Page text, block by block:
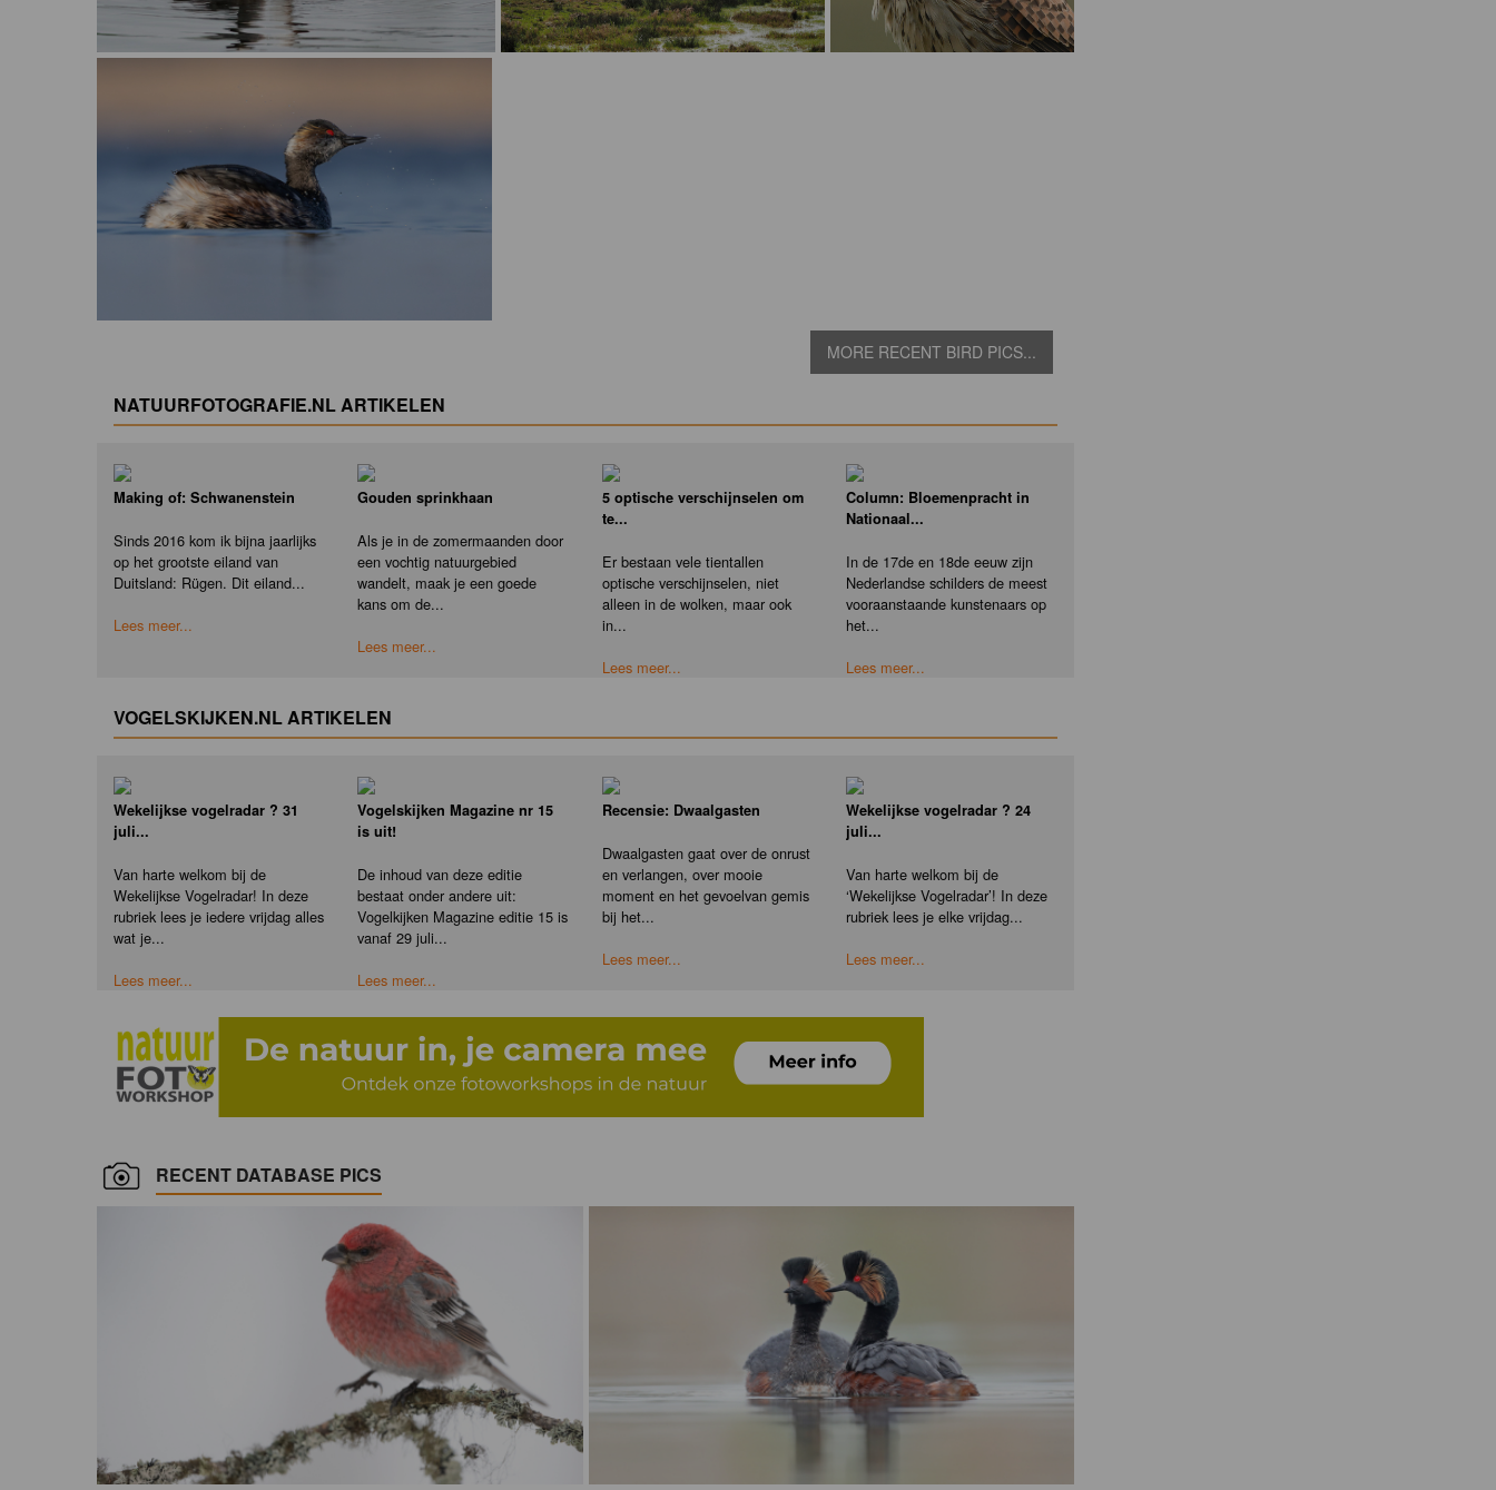
MORE RECENT BIRD PICS...
NATUURFOTOGRAFIE.NL ARTIKELEN
Making of: Schwanenstein
Sinds 2016 kom ik bijna jaarlijks
op het grootste eiland van
Duitsland: Rügen. Dit eiland...
Lees meer...
Gouden sprinkhaan
Als je in de zomermaanden door
een vochtig natuurgebied
wandelt, maak je een goede
kans om de...
Lees meer...
5 optische verschijnselen om
te...
Er bestaan vele tientallen
optische verschijnselen, niet
alleen in de wolken, maar ook
in...
Lees meer...
Column: Bloemenpracht in
Nationaal...
In de 17de en 18de eeuw zijn
Nederlandse schilders de meest
vooraanstaande kunstenaars op
het...
Lees meer...
VOGELSKIJKEN.NL ARTIKELEN
Wekelijkse vogelradar ? 31
juli...
Van harte welkom bij de
Wekelijkse Vogelradar! In deze
rubriek lees je iedere vrijdag alles
wat je...
Lees meer...
Vogelskijken Magazine nr 15
is uit!
De inhoud van deze editie
bestaat onder andere uit:
Vogelkijken Magazine editie 15 is
vanaf 29 juli...
Lees meer...
Recensie: Dwaalgasten
Dwaalgasten gaat over de onrust
en verlangen, over mooie
moment en het gevoelvan gemis
bij het...
Lees meer...
Wekelijkse vogelradar ? 24
juli...
Van harte welkom bij de
‘Wekelijkse Vogelradar’! In deze
rubriek lees je elke vrijdag...
Lees meer...
RECENT DATABASE PICS